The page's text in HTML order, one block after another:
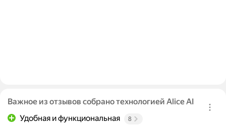
Важное из отзывов собрано технологией Alice AI
Удобная и функциональная
8